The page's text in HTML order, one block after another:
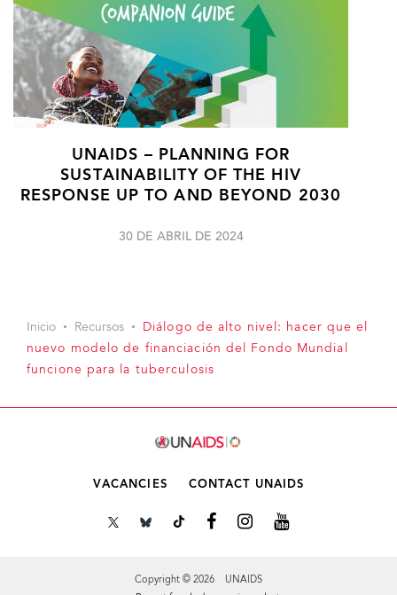
UNAIDS – PLANNING FOR
SUSTAINABILITY OF THE HIV
RESPONSE UP TO AND BEYOND 2030
30 DE ABRIL DE 2024
Inicio Recursos
Diálogo de alto nivel: hacer que el
nuevo modelo de financiación del Fondo Mundial
funcione para la tuberculosis
VACANCIES CONTACT UNAIDS
Copyright © 2026 UNAIDS